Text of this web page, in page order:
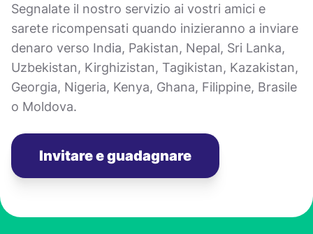
Segnalate il nostro servizio ai vostri amici e
sarete ricompensati quando inizieranno a inviare
denaro verso India, Pakistan, Nepal, Sri Lanka,
Uzbekistan, Kirghizistan, Tagikistan, Kazakistan,
Georgia, Nigeria, Kenya, Ghana, Filippine, Brasile
o Moldova.
Invitare e guadagnare